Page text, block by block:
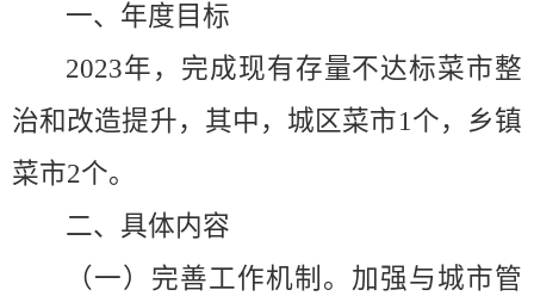
一、年度目标
2023年，完成现有存量不达标菜市整
治和改造提升，其中，城区菜市1个，乡镇
菜市2个。
二、具体内容
（一）完善工作机制。 加强与城市管